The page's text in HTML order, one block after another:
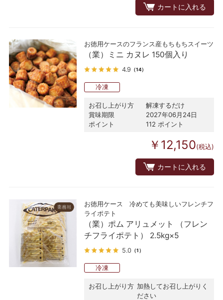
カートに入れる
お徳用ケースのフランス産もちもちスイーツ
（業）ミニ カヌレ 150個入り
4.9 （14）
冷凍
お召し上がり方
解凍するだけ
賞味期限
2027年06月24日
ポイント
112 ポイント
￥12,150(税込)
カートに入れる
お徳用ケース 冷めても美味しいフレンチフ
ライポテト
（業）ポム アリュメット （フレン
チフライポテト） 2.5kg×5
5.0 （1）
冷凍
お召し上がり方 加熱してお召し上がりく
ださい